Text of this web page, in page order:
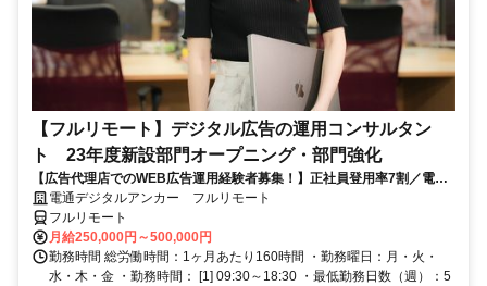
【フルリモート】デジタル広告の運用コンサルタン
ト 23年度新設部門オープニング・部門強化
【広告代理店でのWEB広告運用経験者募集！】正社員登用率7割／電通
G／全国×完全在宅／年休126日・土日祝休み／残業月平均4時間19分
電通デジタルアンカー フルリモート
フルリモート
月給250,000円～500,000円
勤務時間 総労働時間：1ヶ月あたり160時間 ・勤務曜日：月・火・
水・木・金 ・勤務時間： [1] 09:30～18:30 ・最低勤務日数（週）：5